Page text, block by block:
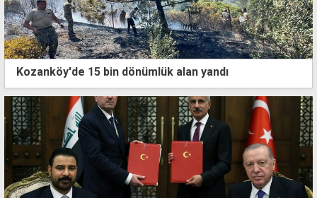
Kozanköy'de 15 bin dönümlük alan yandı